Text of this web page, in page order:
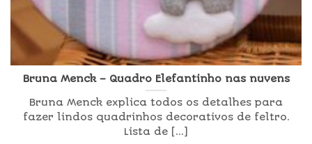
Bruna Menck – Quadro Elefantinho nas nuvens
Bruna Menck explica todos os detalhes para
fazer lindos quadrinhos decorativos de feltro.
Lista de [...]